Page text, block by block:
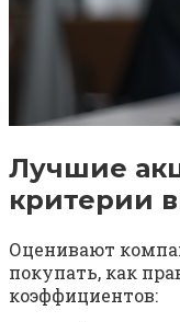
Лучшие
критерии
Оценивают
покупать, как
коэффициентов: